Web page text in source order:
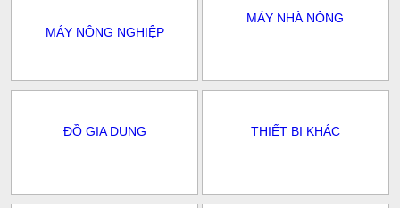
MÁY NÔNG NGHIỆP
MÁY NHÀ NÔNG
ĐỒ GIA DỤNG THIẾT BỊ KHÁC